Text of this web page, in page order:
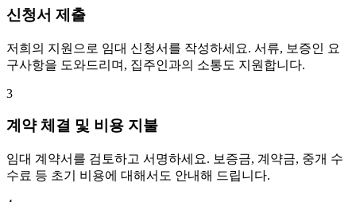
신청서 제출
저희의 지원으로 임대 신청서를 작성하세요. 서류, 보증인 요
구사항을 도와드리며, 집주인과의 소통도 지원합니다.
3
계약 체결 및 비용 지불
임대 계약서를 검토하고 서명하세요. 보증금, 계약금, 중개 수
수료 등 초기 비용에 대해서도 안내해 드립니다.